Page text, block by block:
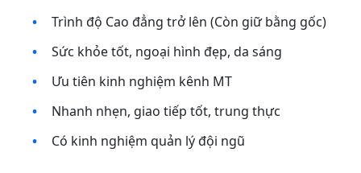
Trình độ Cao đẳng trở lên (Còn giữ bằng gốc)
Sức khỏe tốt, ngoại hình đẹp, da sáng
Ưu tiên kinh nghiệm kênh MT
Nhanh nhẹn, giao tiếp tốt, trung thực
Có kinh nghiệm quản lý đội ngũ